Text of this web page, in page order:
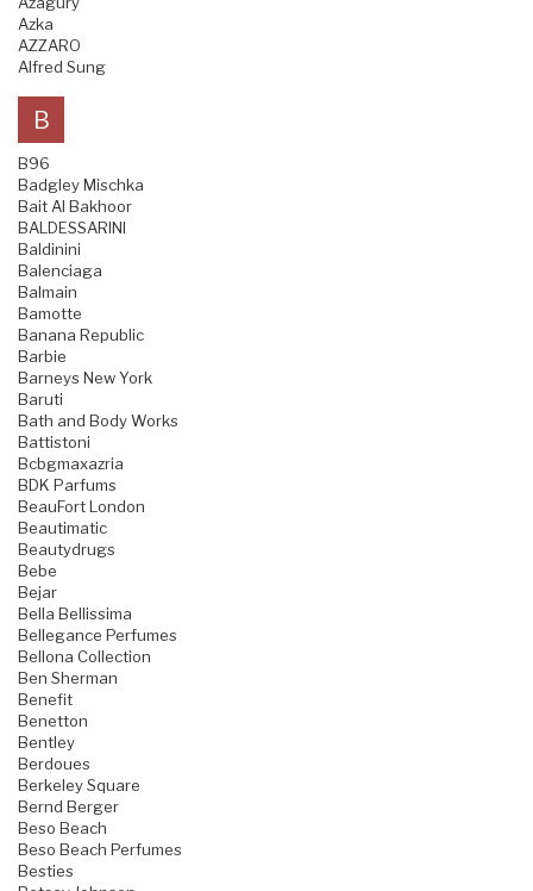
Azka
AZZARO
Alfred Sung
B
B96
Badgley Mischka
Bait Al Bakhoor
BALDESSARINI
Baldinini
Balenciaga
Balmain
Bamotte
Banana Republic
Barbie
Barneys New York
Baruti
Bath and Body Works
Battistoni
Bcbgmaxazria
BDK Parfums
BeauFort London
Beautimatic
Beautydrugs
Bebe
Bejar
Bella Bellissima
Bellegance Perfumes
Bellona Collection
Ben Sherman
Benefit
Benetton
Bentley
Berdoues
Berkeley Square
Bernd Berger
Beso Beach
Beso Beach Perfumes
Besties